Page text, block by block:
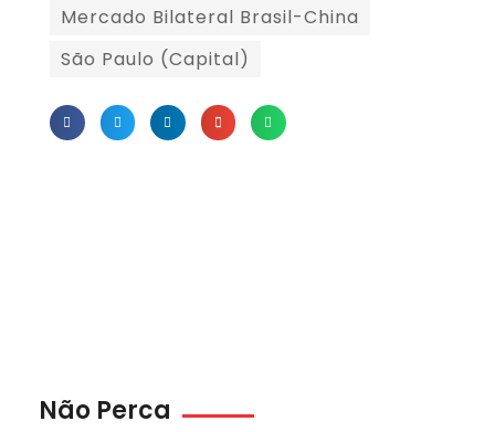
Mercado Bilateral Brasil-China
São Paulo (Capital)
Não Perca